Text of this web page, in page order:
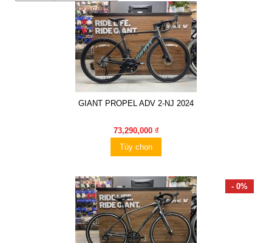
GIANT PROPEL ADV 2-NJ 2024
73,290,000 ₫
Tùy chọn
- 0%